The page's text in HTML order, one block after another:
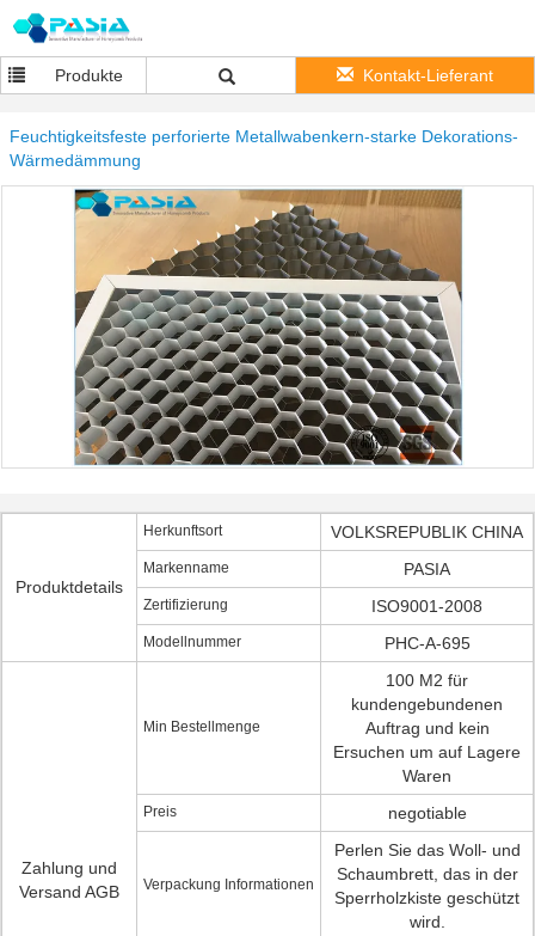
Produkte Kontakt-Lieferant
Feuchtigkeitsfeste perforierte Metallwabenkern-starke Dekorations-
Wärmedämmung
Produktdetails
Herkunftsort VOLKSREPUBLIK CHINA
Markenname PASIA
Zertifizierung ISO9001-2008
Modellnummer PHC-A-695
Zahlung und
Versand AGB
Min Bestellmenge
100 M2 für
kundengebundenen
Auftrag und kein
Ersuchen um auf Lagere
Waren
Preis negotiable
Verpackung Informationen
Perlen Sie das Woll- und
Schaumbrett, das in der
Sperrholzkiste geschützt
wird.